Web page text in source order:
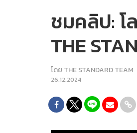
ชมคลิป: โ
THE
โดย THE STANDARD TEAM
26.12.2024